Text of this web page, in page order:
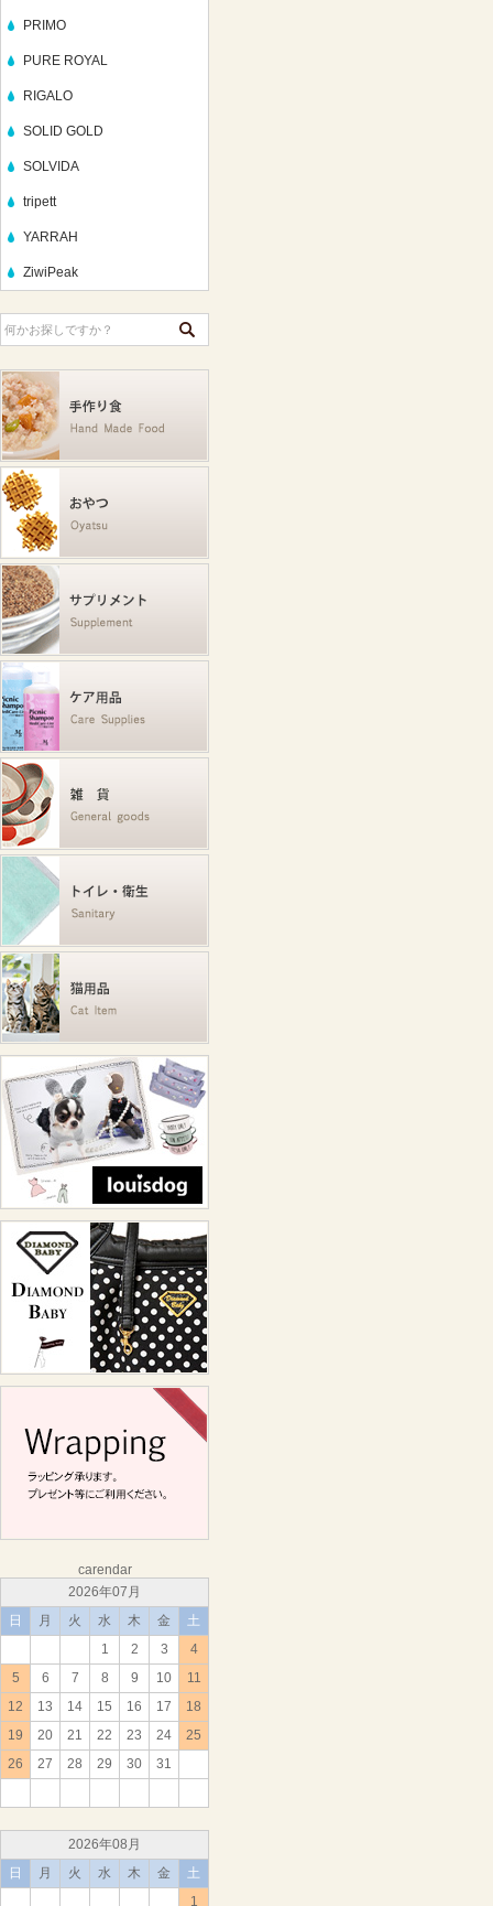
PRIMO
PURE ROYAL
RIGALO
SOLID GOLD
SOLVIDA
tripett
YARRAH
ZiwiPeak
carendar
2026年07月
日
月 火 水 木 金
土
1
2 3
4
5
6 7 8 9 10
11
12
13 14 15 16 17
18
19
20 21 22 23 24
25
26
27 28 29 30 31
2026年08月
日
月 火 水 木 金
土
1